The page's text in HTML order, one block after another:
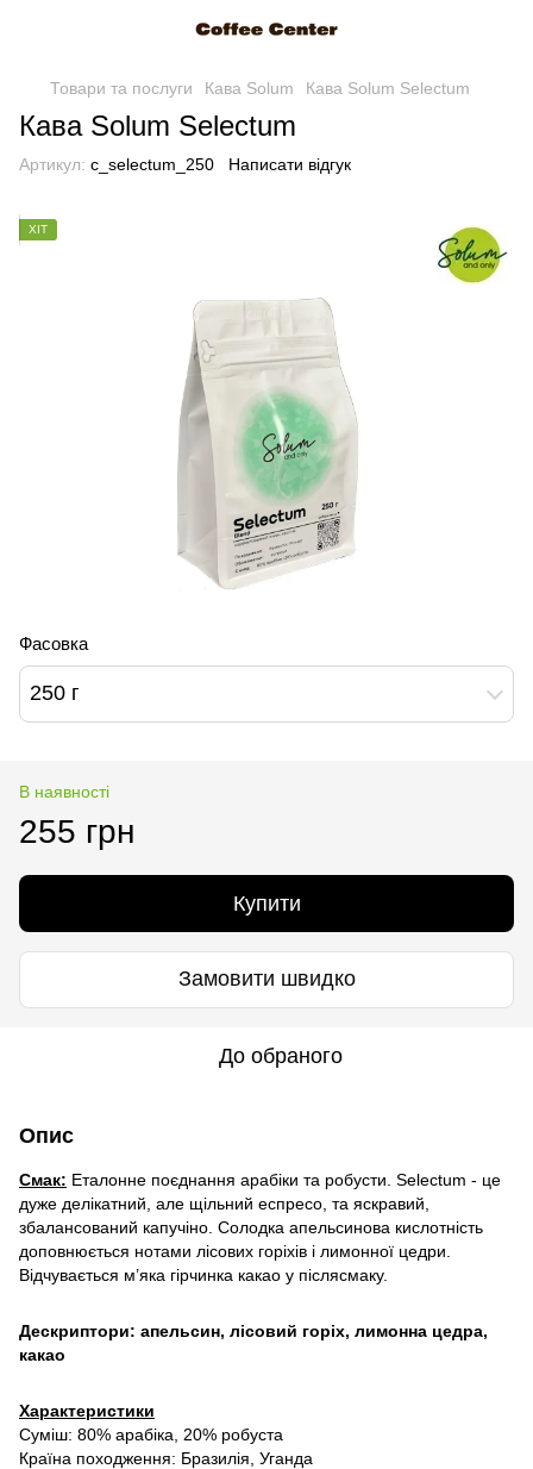
Товари та послуги Кава Solum Кава Solum Selectum
Кава Solum Selectum
Артикул: c_selectum_250 Написати відгук
ХІТ
Фасовка
250 г
В наявності
255 грн
Купити
Замовити швидко
До обраного
Опис
Смак: Еталонне поєднання арабіки та робусти. Selectum - це
дуже делікатний, але щільний еспресо, та яскравий,
збалансований капучіно. Солодка апельсинова кислотність
доповнюється нотами лісових горіхів і лимонної цедри.
Відчувається м’яка гірчинка какао у післясмаку.
Дескриптори: апельсин, лісовий горіх, лимонна цедра,
какао
Характеристики
Суміш: 80% арабіка, 20% робуста
Країна походження: Бразилія, Уганда